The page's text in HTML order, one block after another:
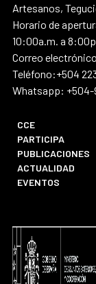
Artesanos,
Horario de
10:00a.m. a
Correo
Teléfono:+504
Whatsapp: +504-
CCE
PARTICIPA
PUBLICACIONES
ACTUALIDAD
EVENTOS